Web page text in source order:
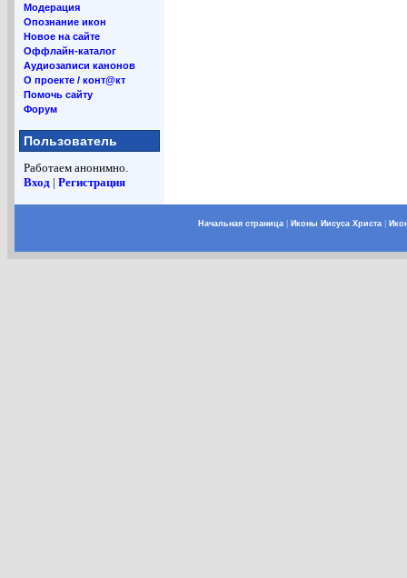
Модерация
Опознание икон
Новое на сайте
Оффлайн-каталог
Аудиозаписи канонов
О проекте / конт@кт
Помочь сайту
Форум
Пользователь
Работаем анонимно.
Вход | Регистрация
Начальная страница| Иконы Иисуса Христа|